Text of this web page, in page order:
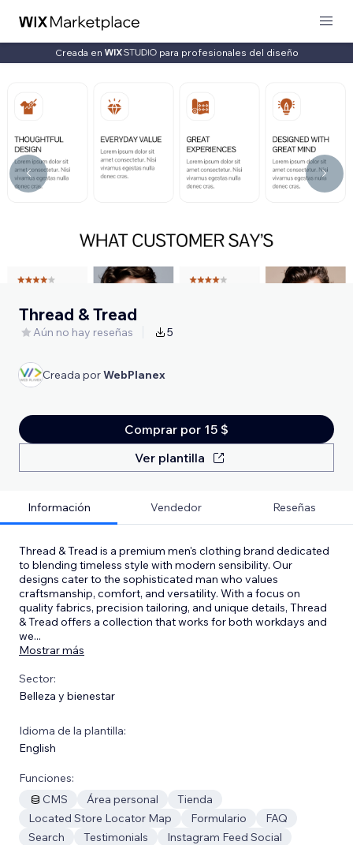
Creada en para profesionales del diseño
Thread & Tread
Aún no hay reseñas 5
Creada porWebPlanex
Comprar por 15 $
Ver plantilla
Información Vendedor Reseñas
Thread & Tread is a premium men's clothing brand dedicated
to blending timeless style with modern sensibility. Our
designs cater to the sophisticated man who values
craftsmanship, comfort, and versatility. With a focus on
quality fabrics, precision tailoring, and unique details, Thread
& Tread offers a collection that works for both workdays and
we...
Mostrar más
Sector:
Belleza y bienestar
Idioma de la plantilla:
English
Funciones:
CMS
Área personal
Tienda
Located Store Locator Map
Formulario
FAQ
Search
Testimonials Instagram Feed Social